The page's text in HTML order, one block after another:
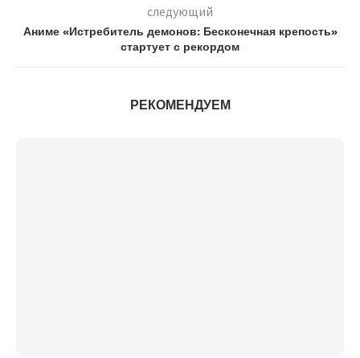
следующий
Аниме «Истребитель демонов: Бесконечная крепость»
стартует с рекордом
РЕКОМЕНДУЕМ